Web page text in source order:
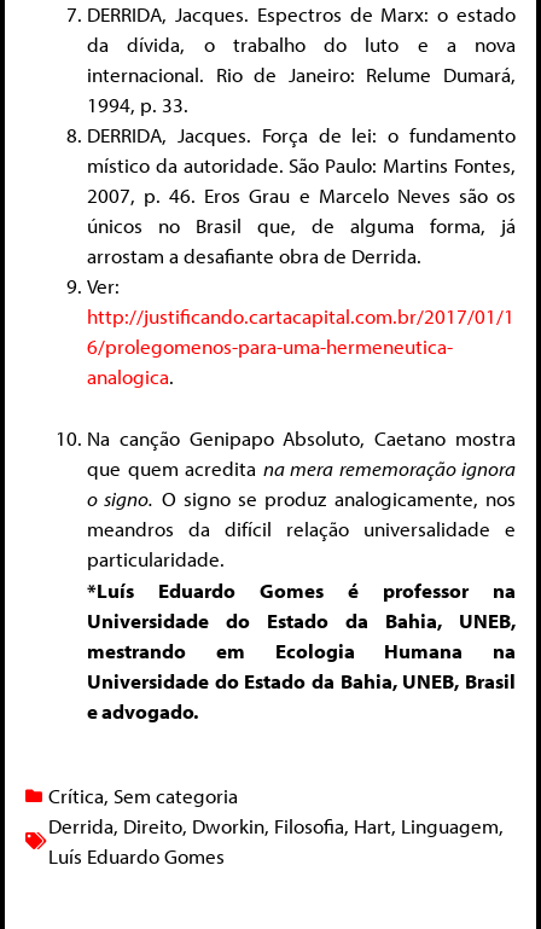
DERRIDA, Jacques. Espectros de Marx: o estado
da dívida, o trabalho do luto e a nova
internacional. Rio de Janeiro: Relume Dumará,
1994, p. 33.
DERRIDA, Jacques. Força de lei: o fundamento
místico da autoridade. São Paulo: Martins Fontes,
2007, p. 46. Eros Grau e Marcelo Neves são os
únicos no Brasil que, de alguma forma, já
arrostam a desafiante obra de Derrida.
Ver:
http://justificando.cartacapital.com.br/2017/01/1
6/prolegomenos-para-uma-hermeneutica-
analogica.
Na canção Genipapo Absoluto, Caetano mostra
que quem acredita na mera rememoração ignora
o signo. O signo se produz analogicamente, nos
meandros da difícil relação universalidade e
particularidade.
*Luís Eduardo Gomes é professor na
Universidade do Estado da Bahia, UNEB,
mestrando em Ecologia Humana na
Universidade do Estado da Bahia, UNEB, Brasil
e advogado.
Crítica, Sem categoria
Derrida, Direito, Dworkin, Filosofia, Hart, Linguagem,
Luís Eduardo Gomes